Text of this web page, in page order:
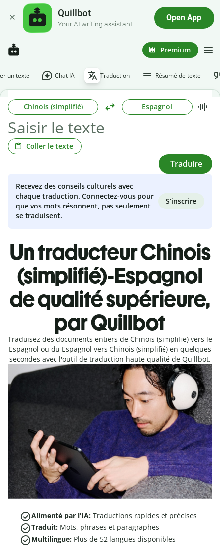
Quillbot
Your AI writing assistant
Open App
Premium
un texte Chat IA Traduction Résumé de texte
Chinois (simplifié) Espagnol
Coller le texte
Traduire
Recevez des conseils culturels avec
chaque traduction. Connectez-vous pour
que vos mots résonnent, pas seulement
se traduisent.
S’inscrire
Un traducteur Chinois
(simplifié)-Espagnol
de qualité supérieure,
par Quillbot
Traduisez des documents entiers de Chinois (simplifié) vers le
Espagnol ou du Espagnol vers Chinois (simplifié) en quelques
secondes avec l'outil de traduction haute qualité de Quillbot.
Alimenté par l'IA: Traductions rapides et précises
Traduit: Mots, phrases et paragraphes
Multilingue: Plus de 52 langues disponibles